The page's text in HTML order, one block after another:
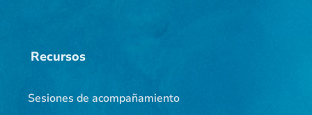
Recursos
Sesiones de acompañamiento